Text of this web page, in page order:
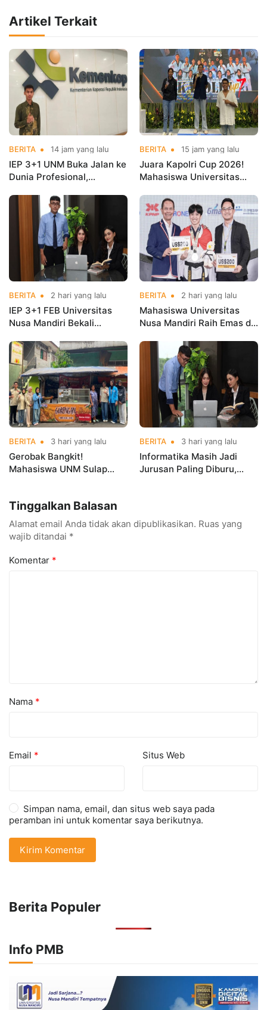
Artikel Terkait
BERITA 14 jam yang lalu
IEP 3+1 UNM Buka Jalan ke
Dunia Profesional,
Kementerian Koperasi
BERITA 15 jam yang lalu
Juara Kapolri Cup 2026!
Mahasiswa Universitas
Nama Kampus di Kejurnas
Taekwondo
BERITA 2 hari yang lalu
IEP 3+1 FEB Universitas
Nusa Mandiri Bekali
Kerja Sebelum Lulus
BERITA 2 hari yang lalu
Mahasiswa Universitas
Nusa Mandiri Raih Emas di
Indonesia Open
Championships 2026
BERITA 3 hari yang lalu
Gerobak Bangkit!
Mahasiswa UNM Sulap
BERITA 3 hari yang lalu
Informatika Masih Jadi
Jurusan Paling Diburu,
Tinggalkan Balasan
Alamat email Anda tidak akan dipublikasikan. Ruas yang
wajib ditandai *
Komentar *
Nama *
Email * Situs Web
Simpan nama, email, dan situs web saya pada
peramban ini untuk komentar saya berikutnya.
Berita Populer
Info PMB